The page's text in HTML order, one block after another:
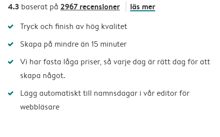
4.3 baserat på 2967 recensioner läs mer
Tryck och finish av hög kvalitet
Skapa på mindre än 15 minuter
Vi har fasta låga priser, så varje dag är rätt dag för att
skapa något.
Lägg automatiskt till namnsdagar i vår editor för
webbläsare